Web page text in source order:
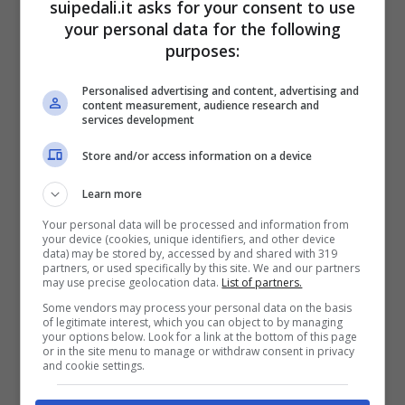
un ritardo di 1’08” dal belga. AnchePrimoz
(Bora Hansgrohe) si difende in
maniera egregia, piazzandosi sul podio di
giornata con soli 39″ di gap.
A vincere la cronometro della quarta tappa
delGiro del Delfinato 2024
corridore della Soudal Quick-StepRemco
Evenepoel , che precede il britannicoJoshua
Tarling(Ineos Grenadiers) e lo sloveno
Primoz Roglic(Bora Hansgrohe). Non
benissimo, come prevedibile, Giulio Ciccone
(Lidl-Trek), che perde terreno e in classifica
generale risulta il migliore degli italiani a 3’12”
suipedali.it asks for your consent to use
your personal data for the following
purposes:
Personalised advertising and content, advertising and
content measurement, audience research and
services development
Store and/or access information on a device
Learn more
Your personal data will be processed and information from
your device (cookies, unique identifiers, and other device
data) may be stored by, accessed by and shared with 319
partners, or used specifically by this site. We and our partners
may use precise geolocation data. List of partners.
Some vendors may process your personal data on the basis
of legitimate interest, which you can object to by managing
your options below. Look for a link at the bottom of this page
or in the site menu to manage or withdraw consent in privacy
and cookie settings.